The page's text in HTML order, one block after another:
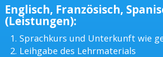
Englisch, Französisch,
(Leistungen):
Sprachkurs und Unterkunft wie
Leihgabe des Lehrmaterials